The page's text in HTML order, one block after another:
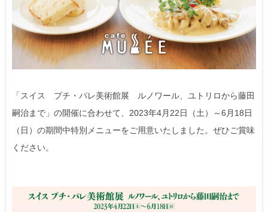
「スイス プチ・パレ美術館展 ルノワール、ユトリロから藤田
嗣治まで」の開催に合わせて、2023年4月22日（土）～6月18日
（日）の期間中特別メニューをご用意いたしました。ぜひご賞味
ください。